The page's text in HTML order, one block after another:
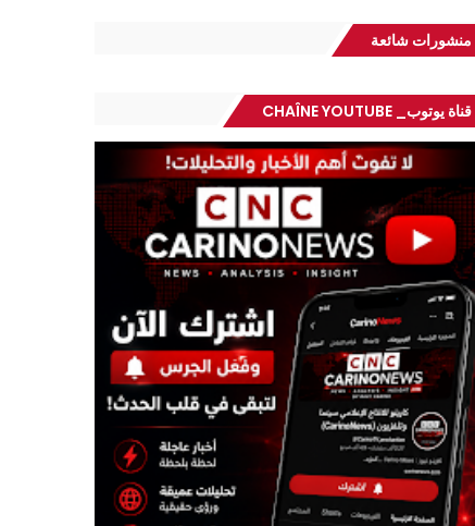
منشورات شائعة
قناة يوتوب_ CHAÎNE YOUTUBE